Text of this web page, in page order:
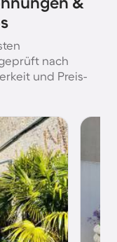
nach
und Preis-